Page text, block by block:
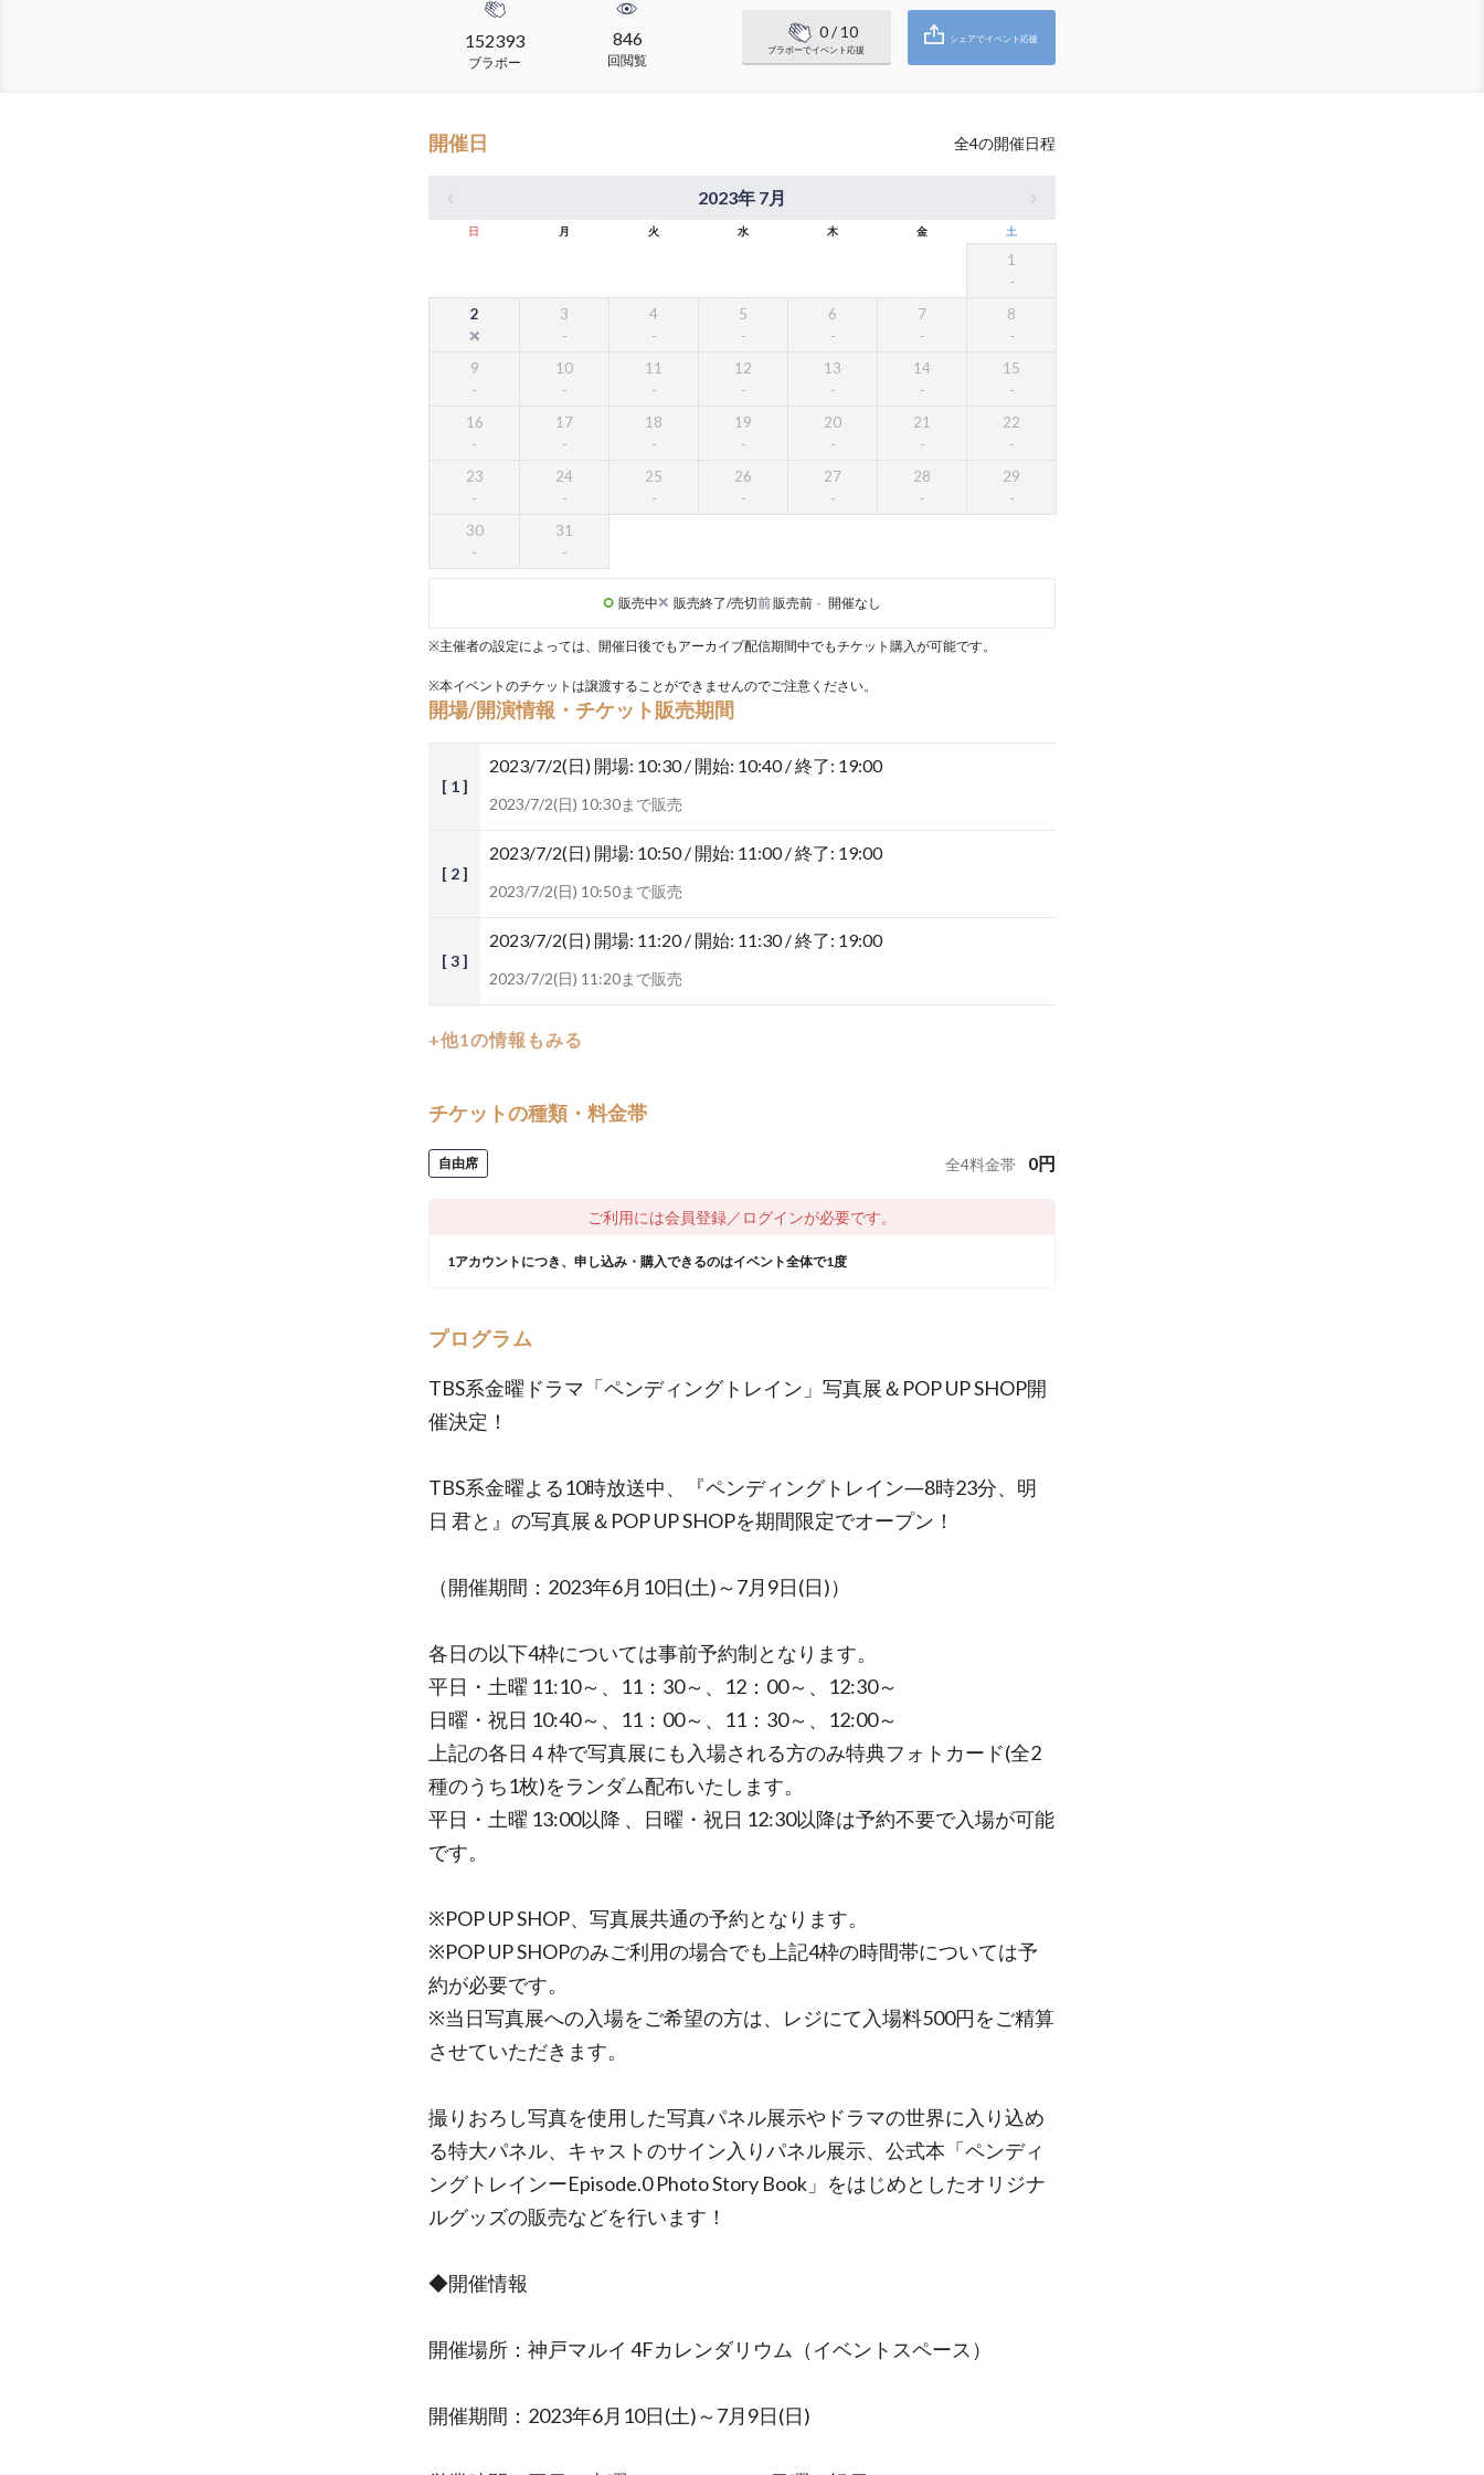
152393
ブラボー
846
回閲覧
0/ 10
ブラボーでイベント応援
シェアでイベント応援
開催日 全4の開催日程
2023年 7月
日 月 火 水 木 金 土
1
2 3 4 5 6 7 8
9 10 11 12 13 14 15
16 17 18 19 20 21 22
23 24 25 26 27 28 29
30 31
販売中 販売終了/売切前販売前 - 開催なし
※主催者の設定によっては、開催日後でもアーカイブ配信期間中でもチケット購入が可能です。
※本イベントのチケットは譲渡することができませんのでご注意ください。
開場/開演情報・チケット販売期間
[ 1 ]
2023/7/2(日) 開場: 10:30 / 開始: 10:40 / 終了: 19:00
2023/7/2(日) 10:30まで販売
[ 2 ]
2023/7/2(日) 開場: 10:50 / 開始: 11:00 / 終了: 19:00
2023/7/2(日) 10:50まで販売
[ 3 ]
2023/7/2(日) 開場: 11:20 / 開始: 11:30 / 終了: 19:00
2023/7/2(日) 11:20まで販売
+他1の情報もみる
チケットの種類・料金帯
自由席 全4料金帯 0円
ご利用には会員登録／ログインが必要です。
1アカウントにつき、申し込み・購入できるのはイベント全体で1度
プログラム
TBS系金曜ドラマ「ペンディングトレイン」写真展＆POP UP SHOP開
催決定！
TBS系金曜よる10時放送中、『ペンディングトレイン―8時23分、明
日 君と』の写真展＆POP UP SHOPを期間限定でオープン！
（開催期間：2023年6月10日(土)～7月9日(日)）
各日の以下4枠については事前予約制となります。
平日・土曜 11:10～、11：30～、12：00～、12:30～
日曜・祝日 10:40～、11：00～、11：30～、12:00～
上記の各日４枠で写真展にも入場される方のみ特典フォトカード(全2
種のうち1枚)をランダム配布いたします。
平日・土曜 13:00以降 、日曜・祝日 12:30以降は予約不要で入場が可能
です。
※POP UP SHOP、写真展共通の予約となります。
※POP UP SHOPのみご利用の場合でも上記4枠の時間帯については予
約が必要です。
※当日写真展への入場をご希望の方は、レジにて入場料500円をご精算
させていただきます。
撮りおろし写真を使用した写真パネル展示やドラマの世界に入り込め
る特大パネル、キャストのサイン入りパネル展示、公式本「ペンディ
ングトレインーEpisode.0 Photo Story Book」をはじめとしたオリジナ
ルグッズの販売などを行います！
◆開催情報
開催場所：神戸マルイ 4Fカレンダリウム（イベントスペース）
開催期間：2023年6月10日(土)～7月9日(日)